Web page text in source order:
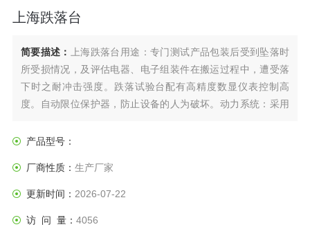
上海跌落台
简要描述：
上海跌落台用途：专门测试产品包装后受到坠落时
所受损情况，及评估电器、电子组装件在搬运过程中，遭受落
下时之耐冲击强度。跌落试验台配有高精度数显仪表控制高
度。自动限位保护器，防止设备的人为破坏。动力系统：采用
双柱结构，电动升降电动复位，可用于棱，角，面测试，有利
产品型号：
厂商性质： 生产厂家
更新时间： 2026-07-22
访 问 量： 4056